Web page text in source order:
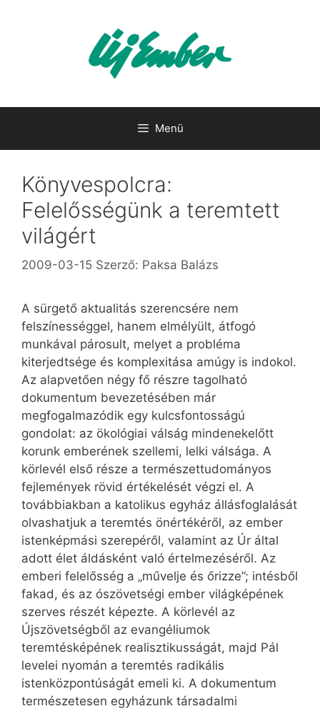
Menü
Könyvespolcra:
Felelősségünk a teremtett
világért
2009-03-15 Szerző: Paksa Balázs
A sürgető aktualitás szerencsére nem
felszínességgel, hanem elmélyült, átfogó
munkával párosult, melyet a probléma
kiterjedtsége és komplexitása amúgy is indokol.
Az alapvetően négy fő részre tagolható
dokumentum bevezetésében már
megfogalmazódik egy kulcsfontosságú
gondolat: az ökológiai válság mindenekelőtt
korunk emberének szellemi, lelki válsága. A
körlevél első része a természettudományos
fejlemények rövid értékelését végzi el. A
továbbiakban a katolikus egyház állásfoglalását
olvashatjuk a teremtés önértékéről, az ember
istenképmási szerepéről, valamint az Úr által
adott élet áldásként való értelmezéséről. Az
emberi felelősség a „művelje és őrizze”; intésből
fakad, és az ószövetségi ember világképének
szerves részét képezte. A körlevél az
Újszövetségből az evangéliumok
teremtésképének realisztikusságát, majd Pál
levelei nyomán a teremtés radikális
istenközpontúságát emeli ki. A dokumentum
természetesen egyházunk társadalmi